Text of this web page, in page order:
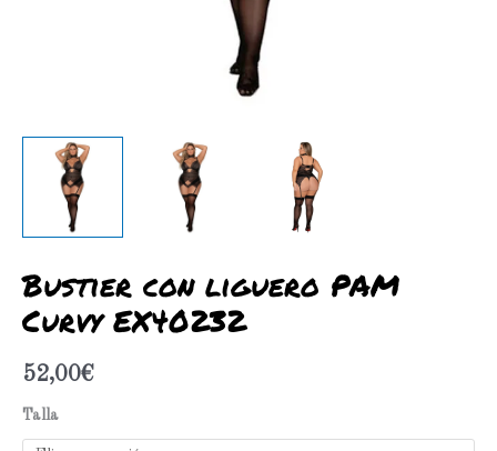
Bustier con liguero PAM
Curvy EX40232
52,00€
Talla